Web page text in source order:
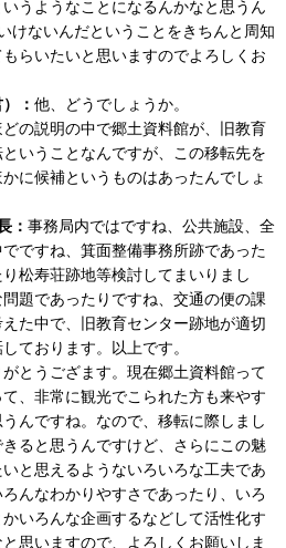
うようなことになるんかなと思うん
けないんだということをきちんと周知
らいたいと思いますのでよろしくお
： 他、どうでしょうか。
どの説明の中で郷土資料館が、旧教育
いうことなんですが、この移転先を
に候補というものはあったんでしょ
： 事務局内ではですね、公共施設、全
ですね、箕面整備事務所跡であった
松寿荘跡地等検討してまいりまし
題であったりですね、交通の便の課
た中で、旧教育センター跡地が適切
ております。以上です。
がとうござます。現在郷土資料館って
、非常に観光でこられた方も来やす
んですね。なので、移転に際しまし
ると思うんですけど、さらにこの魅
と思えるようないろいろな工夫であ
んなわかりやすさであったり、いろ
いろんな企画するなどして活性化す
思いますので、よろしくお願いしま